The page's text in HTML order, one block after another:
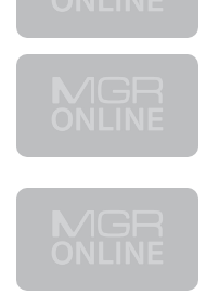
• วิทยาศาสตร์
• อินโดจีน
• กองทุนรวม
• ญี่ปุ่น